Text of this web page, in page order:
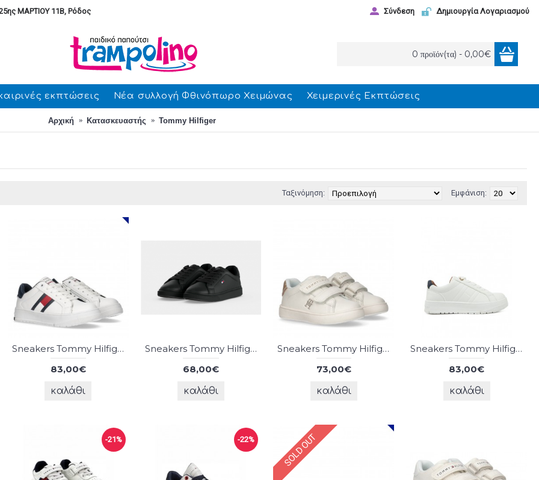
ΜΑΡΤΙΟΥ 11Β, Ρόδος Σύνδεση Δημιουργία Λογαριασμού
0 προϊόν(τα) - 0,00€
εκπτώσεις Νέα συλλογή Φθινόπωρο Χειμώνας Χειμερινές Εκπτώσεις
Αρχική Κατασκευαστής Tommy Hilfiger
Εμφάνιση:
Ταξινόμηση:
Sneakers Tommy Hilfiger
83,00€
καλάθι
Sneakers Tommy Hilfiger
68,00€
καλάθι
Sneakers Tommy Hilfiger
73,00€
καλάθι
Sneakers Tommy Hilfiger
83,00€
καλάθι
-21% -22% SOLD OUT